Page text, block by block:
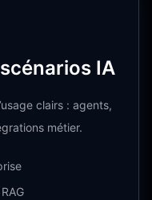
IA
clairs : agents,
métier.